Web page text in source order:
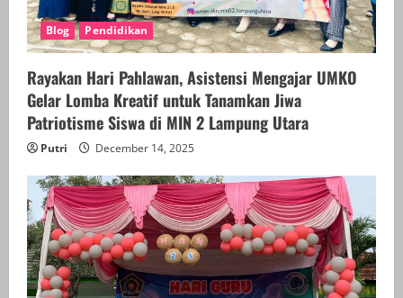
Blog Pendidikan
Rayakan Hari Pahlawan, Asistensi Mengajar UMKO
Gelar Lomba Kreatif untuk Tanamkan Jiwa
Patriotisme Siswa di MIN 2 Lampung Utara
Putri December 14, 2025